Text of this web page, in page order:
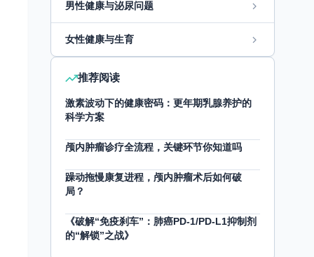
男性健康与泌尿问题
女性健康与生育
推荐阅读
激素波动下的健康密码：更年期乳腺养护的
科学方案
颅内肿瘤诊疗全流程，关键环节你知道吗
躁动拖慢康复进程，颅内肿瘤术后如何破
局？
《破解“免疫刹车”：肺癌PD-1/PD-L1抑制剂
的“解锁”之战》